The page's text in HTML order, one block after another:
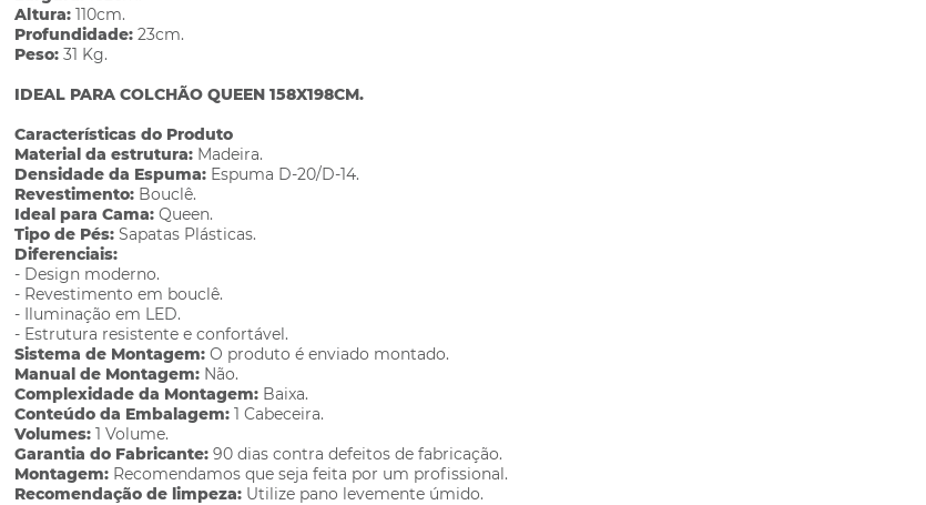
Altura:110cm.
Profundidade:23cm.
Peso:31 Kg.
IDEAL PARA COLCHÃO QUEEN 158X198CM.
Características do Produto
Material da estrutura: Madeira.
Densidade da Espuma: Espuma D-20/D-14.
Revestimento: Bouclê.
Ideal para Cama:Queen.
Tipo de Pés:Sapatas Plásticas.
Diferenciais:
- Design moderno.
- Revestimento em bouclê.
- Iluminação em LED.
- Estrutura resistente e confortável.
Sistema de Montagem:O produto é enviado montado.
Manual de Montagem: Não.
Complexidade da Montagem: Baixa.
Conteúdo da Embalagem:1 Cabeceira.
Volumes:1 Volume.
Garantia do Fabricante:90 dias contra defeitos de fabricação.
Montagem: Recomendamos que seja feita por um profissional.
Recomendação de limpeza: Utilize pano levemente úmido.